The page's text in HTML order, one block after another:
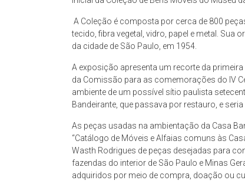
de
reflexão,
que
como
objeto
permanente
estudo
a
cidade
de
A Coleção é composta por cerca de 800
tecido, fibra vegetal, vidro, papel e metal. Sua
da cidade de São Paulo, em 1954.
A exposição apresenta um recorte da
da Comissão para as comemorações do IV
ambiente de um possível sítio paulista
Bandeirante, que passava por restauro, e
As peças usadas na ambientação da Casa
“Catálogo de Móveis e Alfaias comuns às
Wasth Rodrigues de peças desejadas para
fazendas do interior de São Paulo e Minas
adquiridos por meio de compra, doação ou